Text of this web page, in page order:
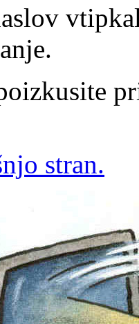
stran.